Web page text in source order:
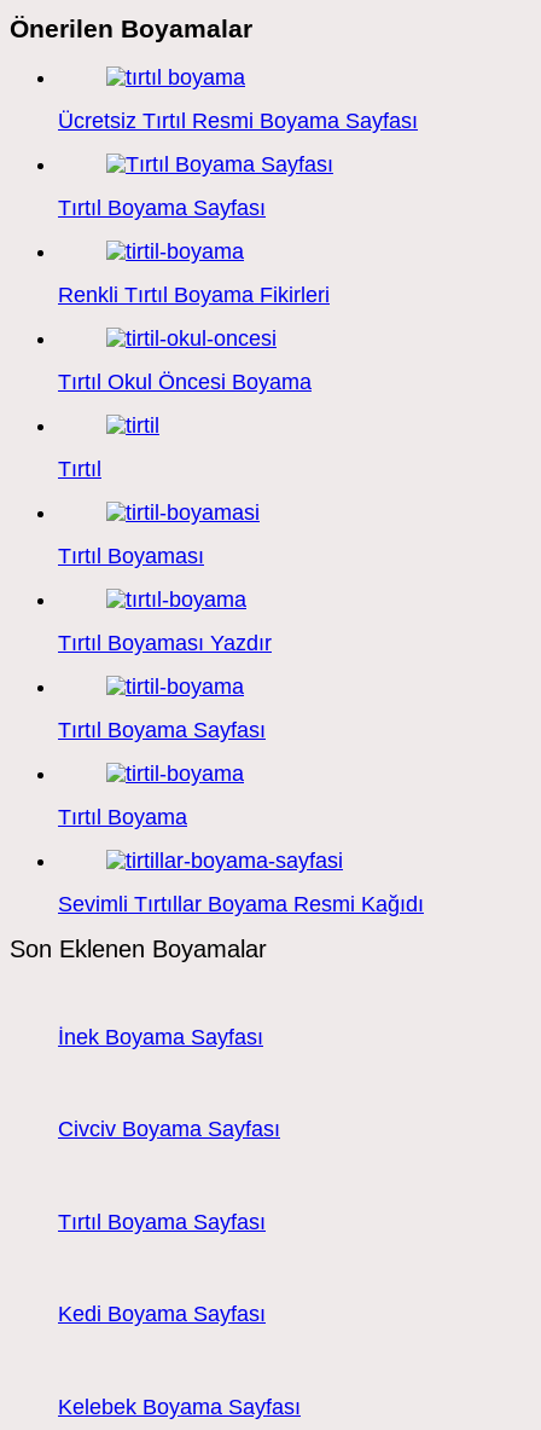
Önerilen Boyamalar
Ücretsiz Tırtıl Resmi Boyama Sayfası
Tırtıl Boyama Sayfası
Renkli Tırtıl Boyama Fikirleri
Tırtıl Okul Öncesi Boyama
Tırtıl
Tırtıl Boyaması
Tırtıl Boyaması Yazdır
Tırtıl Boyama Sayfası
Tırtıl Boyama
Sevimli Tırtıllar Boyama Resmi Kağıdı
Son Eklenen Boyamalar
İnek Boyama Sayfası
Civciv Boyama Sayfası
Tırtıl Boyama Sayfası
Kedi Boyama Sayfası
Kelebek Boyama Sayfası